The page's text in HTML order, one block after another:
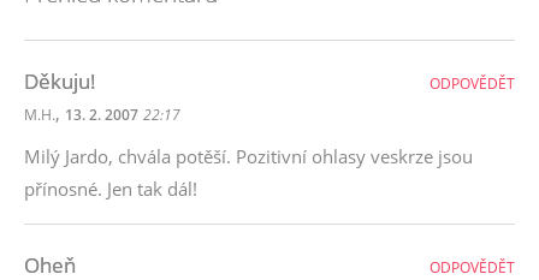
Děkuju!
M.H., 13. 2. 2007 22:17
Milý Jardo, chvála potěší. Pozitivní ohlasy veskrze jsou
přínosné. Jen tak dál!
ODPOVĚDĚT
Oheň ODPOVĚDĚT